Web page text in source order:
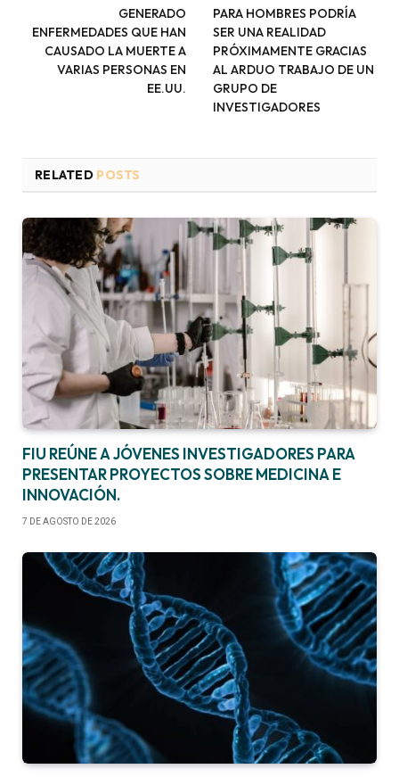
GENERADO
ENFERMEDADES QUE HAN
CAUSADO LA MUERTE A
VARIAS PERSONAS EN
EE.UU.
PARA HOMBRES PODRÍA
SER UNA REALIDAD
PRÓXIMAMENTE GRACIAS
AL ARDUO TRABAJO DE UN
GRUPO DE
INVESTIGADORES
RELATED POSTS
FIU REÚNE A JÓVENES INVESTIGADORES PARA
PRESENTAR PROYECTOS SOBRE MEDICINA E
INNOVACIÓN.
7 DE AGOSTO DE 2026